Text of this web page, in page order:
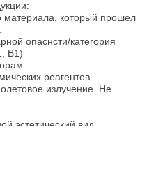
материала, который прошел
опаснсти/категория
В1)
реагентов.
излучение. Не
эстетический вид.